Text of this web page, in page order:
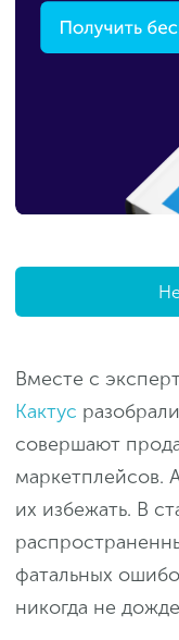
Вместе с
Кактус
совершают
маркетплейсов.
их избежать. В
фатальных
никогда не